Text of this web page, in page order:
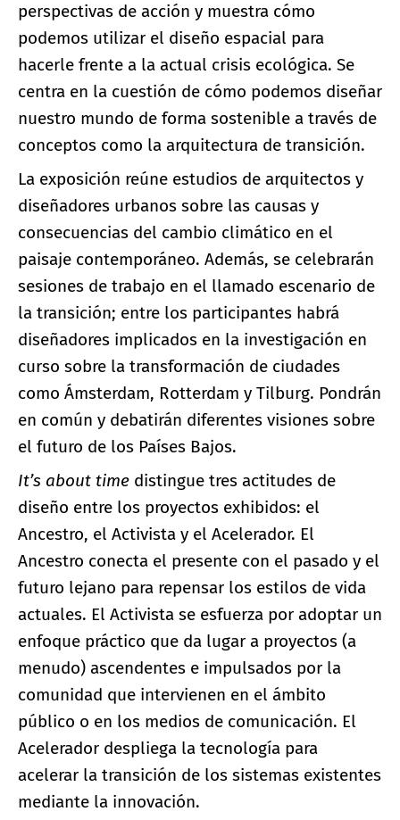
perspectivas de acción y muestra cómo
podemos utilizar el diseño espacial para
hacerle frente a la actual crisis ecológica. Se
centra en la cuestión de cómo podemos diseñar
nuestro mundo de forma sostenible a través de
conceptos como la arquitectura de transición.
La exposición reúne estudios de arquitectos y
diseñadores urbanos sobre las causas y
consecuencias del cambio climático en el
paisaje contemporáneo. Además, se celebrarán
sesiones de trabajo en el llamado escenario de
la transición; entre los participantes habrá
diseñadores implicados en la investigación en
curso sobre la transformación de ciudades
como Ámsterdam, Rotterdam y Tilburg. Pondrán
en común y debatirán diferentes visiones sobre
el futuro de los Países Bajos.
It’s about time distingue tres actitudes de
diseño entre los proyectos exhibidos: el
Ancestro, el Activista y el Acelerador. El
Ancestro conecta el presente con el pasado y el
futuro lejano para repensar los estilos de vida
actuales. El Activista se esfuerza por adoptar un
enfoque práctico que da lugar a proyectos (a
menudo) ascendentes e impulsados por la
comunidad que intervienen en el ámbito
público o en los medios de comunicación. El
Acelerador despliega la tecnología para
acelerar la transición de los sistemas existentes
mediante la innovación.